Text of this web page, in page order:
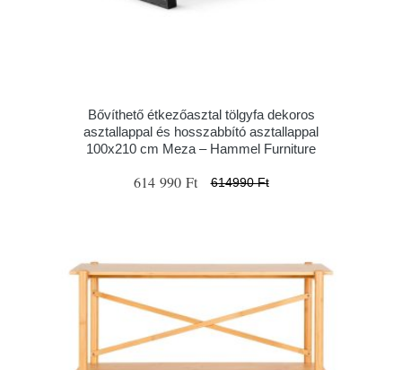
Bővíthető étkezőasztal tölgyfa dekoros
asztallappal és hosszabbító asztallappal
100x210 cm Meza – Hammel Furniture
614 990 Ft 614990 Ft